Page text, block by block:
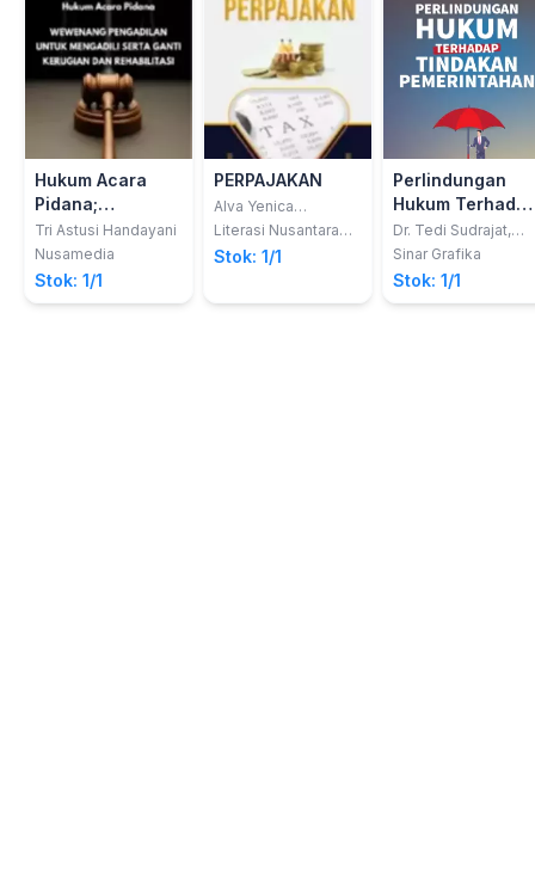
Hukum Acara
Pidana;
Wewenang
Pengadilan untuk
Mengadili serta
Ganti Kerugian
Tri Astusi Handayani
Nusamedia
Stok: 1/1
PERPAJAKAN
Alva Yenica
Nandavita, M.E.Sy
Literasi Nusantara
Abadi
Stok: 1/1
Perlindungan
Hukum
Tindakan
Pemerintahan
Dr. Tedi Sudrajat,
S.H., M.H. dan Endra
Sinar Grafika
Stok: 1/1